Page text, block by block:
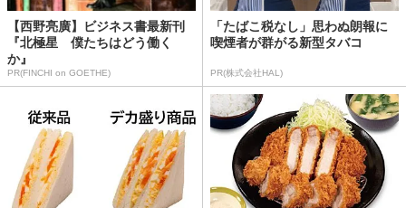
【西野亮廣】ビジネス書最新刊
『北極星 僕たちはどう働く
か』
PR(FINCHI on GOETHE)
「たばこ税なし」思わぬ朗報に
喫煙者が群がる新型タバコ
PR(株式会社HAL)